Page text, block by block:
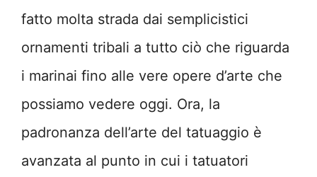
fatto molta strada dai semplicistici
ornamenti tribali a tutto ciò che riguarda
i marinai fino alle vere opere d’arte che
possiamo vedere oggi. Ora, la
padronanza dell’arte del tatuaggio è
avanzata al punto in cui i tatuatori